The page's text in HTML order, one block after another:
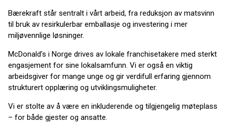
Bærekraft står sentralt i vårt arbeid, fra reduksjon av matsvinn
til bruk av resirkulerbar emballasje og investering i mer
miljøvennlige løsninger.
McDonald’s i Norge drives av lokale franchisetakere med sterkt
engasjement for sine lokalsamfunn. Vi er også en viktig
arbeidsgiver for mange unge og gir verdifull erfaring gjennom
strukturert opplæring og utviklingsmuligheter.
Vi er stolte av å være en inkluderende og tilgjengelig møteplass
– for både gjester og ansatte.